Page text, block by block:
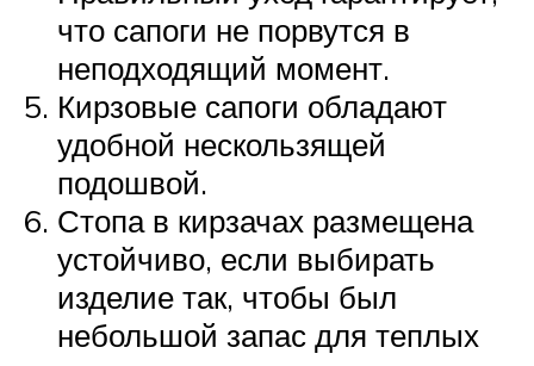
что сапоги не порвутся в
неподходящий момент.
Кирзовые сапоги обладают
удобной нескользящей
подошвой.
Стопа в кирзачах размещена
устойчиво, если выбирать
изделие так, чтобы был
небольшой запас для теплых